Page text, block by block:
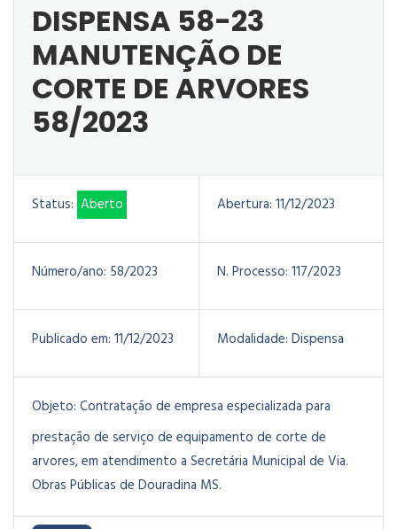
DISPENSA 58-23
MANUTENÇÃO DE
CORTE DE ARVORES
58/2023
Status: Aberto Abertura: 11/12/2023
Número/ano: 58/2023 N. Processo: 117/2023
Publicado em: 11/12/2023 Modalidade: Dispensa
Objeto: Contratação de empresa especializada para
prestação de serviço de equipamento de corte de
arvores, em atendimento a Secretária Municipal de Via.
Obras Públicas de Douradina MS.